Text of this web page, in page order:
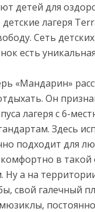
детей для
лагеря
Сеть
есть
«Мандарин»
Он
лагеря с 6-
Здесь
подходит для
в
Ну а на
свой галечный